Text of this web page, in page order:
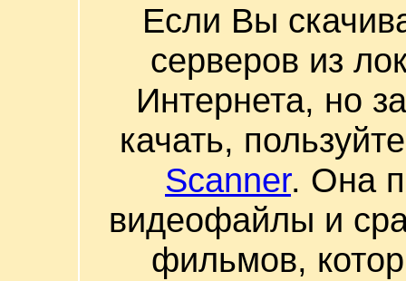
Если Вы
серверов из
Интернета, но
качать,
Scanner. Она
видеофайлы и
фильмов,